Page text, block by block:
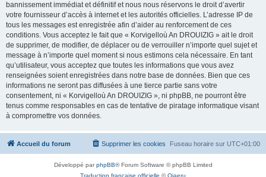
bannissement immédiat et définitif et nous nous réservons le droit d’avertir
votre fournisseur d’accès à internet et les autorités officielles. L’adresse IP de
tous les messages est enregistrée afin d’aider au renforcement de ces
conditions. Vous acceptez le fait que « Korvigelloù An DROUIZIG » ait le droit
de supprimer, de modifier, de déplacer ou de verrouiller n’importe quel sujet et
message à n’importe quel moment si nous estimons cela nécessaire. En tant
qu’utilisateur, vous acceptez que toutes les informations que vous avez
renseignées soient enregistrées dans notre base de données. Bien que ces
informations ne seront pas diffusées à une tierce partie sans votre
consentement, ni « Korvigelloù An DROUIZIG », ni phpBB, ne pourront être
tenus comme responsables en cas de tentative de piratage informatique visant
à compromettre vos données.
Accueil du forum Fuseau horaire sur UTC+01:00
Supprimer les cookies
Développé parphpBB® Forum Software © phpBB Limited
Traduction française officielle ©Qiaeru